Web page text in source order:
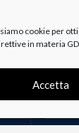
cookie per
in materia
Accetta
Resi